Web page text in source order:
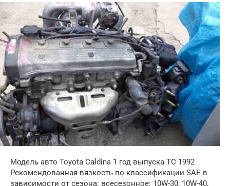
Модель авто Toyota Caldina 1 год выпуска ТС 1992
Рекомендованная вязкость по классификации SAE в
зависимости от сезона: всесезонное: 10W-30, 10W-40,